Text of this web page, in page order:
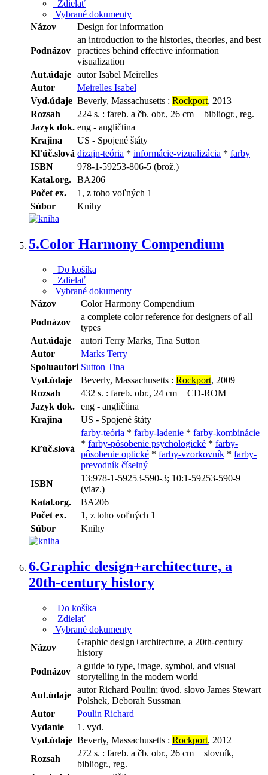
Zdielať
Vybrané dokumenty
Názov
Design for information
Podnázov
an introduction to the histories, theories, and best
practices behind effective information
visualization
Aut.údaje autor Isabel Meirelles
Autor
Meirelles Isabel
Vyd.údaje Beverly, Massachusetts : Rockport, 2013
Rozsah
224 s. : fareb. a čb. obr., 26 cm + bibliogr., reg.
Jazyk dok. eng - angličtina
Krajina
US - Spojené štáty
Kľúč.slová dizajn-teória * informácie-vizualizácia * farby
ISBN
978-1-59253-806-5 (brož.)
Katal.org. BA206
Počet ex.
1, z toho voľných 1
Súbor
Knihy
5.Color Harmony Compendium
Do košíka
Zdielať
Vybrané dokumenty
Názov
Color Harmony Compendium
Podnázov
a complete color reference for designers of all
types
Aut.údaje
autori Terry Marks, Tina Sutton
Autor
Marks Terry
Spoluautori Sutton Tina
Vyd.údaje
Beverly, Massachusetts : Rockport, 2009
Rozsah
432 s. : fareb. obr., 24 cm + CD-ROM
Jazyk dok. eng - angličtina
Krajina
US - Spojené štáty
Kľúč.slová
farby-teória * farby-ladenie * farby-kombinácie
* farby-pôsobenie psychologické * farby-
pôsobenie optické * farby-vzorkovník * farby-
prevodník číselný
ISBN
13:978-1-59253-590-3; 10:1-59253-590-9
(viaz.)
Katal.org.
BA206
Počet ex.
1, z toho voľných 1
Súbor
Knihy
6.Graphic design+architecture, a
20th-century history
Do košíka
Zdielať
Vybrané dokumenty
Názov
Graphic design+architecture, a 20th-century
history
Podnázov
a guide to type, image, symbol, and visual
storytelling in the modern world
Aut.údaje
autor Richard Poulin; úvod. slovo James Stewart
Polshek, Deborah Sussman
Autor
Poulin Richard
Vydanie
1. vyd.
Vyd.údaje Beverly, Massachusetts : Rockport, 2012
Rozsah
272 s. : fareb. a čb. obr., 26 cm + slovník,
bibliogr., reg.